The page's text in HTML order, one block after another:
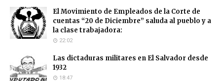
El Movimiento de Empleados de la Corte de
cuentas “20 de Diciembre” saluda al pueblo y a
la clase trabajadora:
22:02
Las dictaduras militares en El Salvador desde
1932
18:47